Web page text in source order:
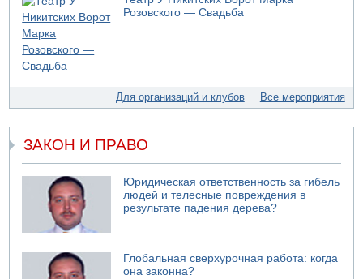
Моджтаба Хаменеи в плохом состоянии
Министр обороны ушел с заседания кабинета на
свадьбу
Саудовская Аравия опасается нападения хуситов и
иракских ополченцев
07.08.2026 08:29
В Бат-Яме утонул мужчина
07.08.2026 08:29
Стрельба в школе Таиланда
07.08.2026 06:47
Недалеко от Бейт-Шемеша погиб велосипедист
07.08.2026 06:24
Розовского — Свадьба
Для организаций и клубов Все мероприятия
ЗАКОН И ПРАВО
Юридическая ответственность за гибель
людей и телесные повреждения в
результате падения дерева?
Глобальная сверхурочная работа: когда
она законна?